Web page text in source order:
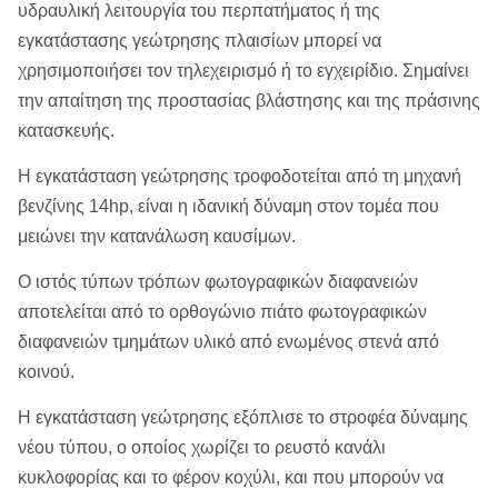
υδραυλική λειτουργία του περπατήματος ή της
εγκατάστασης γεώτρησης πλαισίων μπορεί να
χρησιμοποιήσει τον τηλεχειρισμό ή το εγχειρίδιο. Σημαίνει
την απαίτηση της προστασίας βλάστησης και της πράσινης
κατασκευής.
Η εγκατάσταση γεώτρησης τροφοδοτείται από τη μηχανή
βενζίνης 14hp, είναι η ιδανική δύναμη στον τομέα που
μειώνει την κατανάλωση καυσίμων.
Ο ιστός τύπων τρόπων φωτογραφικών διαφανειών
αποτελείται από το ορθογώνιο πιάτο φωτογραφικών
διαφανειών τμημάτων υλικό από ενωμένος στενά από
κοινού.
Η εγκατάσταση γεώτρησης εξόπλισε το στροφέα δύναμης
νέου τύπου, ο οποίος χωρίζει το ρευστό κανάλι
κυκλοφορίας και το φέρον κοχύλι, και που μπορούν να